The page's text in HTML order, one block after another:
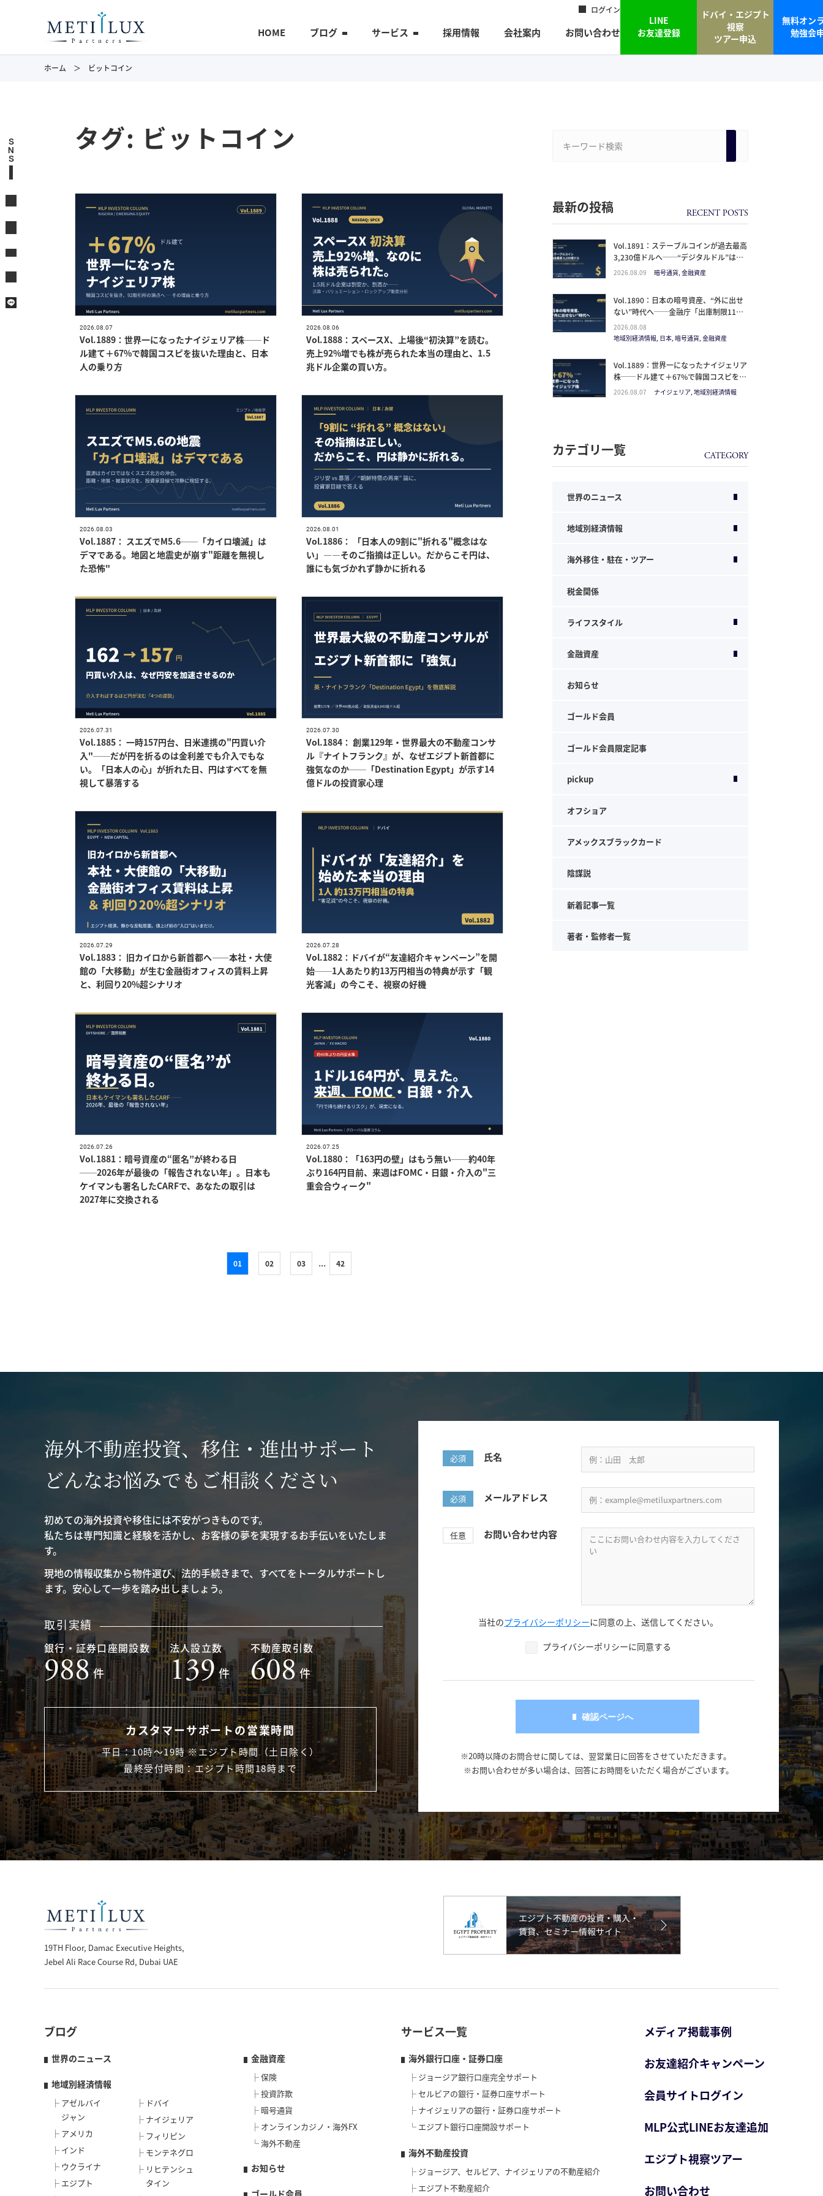
ログイン
HOME ブログ サービス 採用情報 会社案内 お問い合わせ
LINE
お友達登録
ドバイ・エジプト
視察
ツアー申込
無料オン
勉強会
ホーム ビットコイン
タグ: ビットコイン
2026.08.07
Vol.1889：世界一になったナイジェリア株──ド
ル建て＋67%で韓国コスピを抜いた理由と、日本
人の乗り方
2026.08.06
Vol.1888：スペースX、上場後“初決算”を読む。
売上92%増でも株が売られた本当の理由と、1.5
兆ドル企業の買い方。
2026.08.03
Vol.1887： スエズでM5.6──「カイロ壊滅」は
デマである。地図と地震史が崩す"距離を無視し
た恐怖"
2026.08.01
Vol.1886： 「日本人の9割に"折れる"概念はな
い」——そのご指摘は正しい。だからこそ円は、
誰にも気づかれず静かに折れる
2026.07.31
Vol.1885： 一時157円台、日米連携の"円買い介
入"──だが円を折るのは金利差でも介入でもな
い。「日本人の心」が折れた日、円はすべてを無
視して暴落する
2026.07.30
Vol.1884： 創業129年・世界最大の不動産コンサ
ル『ナイトフランク』が、なぜエジプト新首都に
強気なのか──「Destination Egypt」が示す14
億ドルの投資家心理
2026.07.29
Vol.1883： 旧カイロから新首都へ——本社・大使
館の「大移動」が生む金融街オフィスの賃料上昇
と、利回り20%超シナリオ
2026.07.28
Vol.1882：ドバイが“友達紹介キャンペーン”を開
始──1人あたり約13万円相当の特典が示す「観
光客減」の今こそ、視察の好機
2026.07.26
Vol.1881：暗号資産の“匿名”が終わる日
──2026年が最後の「報告されない年」。日本も
ケイマンも署名したCARFで、あなたの取引は
2027年に交換される
2026.07.25
Vol.1880：「163円の壁」はもう無い──約40年
ぶり164円目前、来週はFOMC・日銀・介入の"三
重会合ウィーク"
01 02 03 ... 42
最新の投稿
Vol.1891：ステーブルコインが過去最高
3,230億ドルへ──“デジタルドル”は投
機から金融インフラになった。日本人が
2026.08.09 暗号通貨, 金融資産
Vol.1890：日本の暗号資産、“外に出せ
ない”時代へ──金融庁「出庫制限11項
目」要請が変える、資産防衛のタイムラ
イン
2026.08.08
地域別経済情報, 日本, 暗号通貨, 金融資産
Vol.1889：世界一になったナイジェリア
株──ドル建て＋67%で韓国コスピを抜
いた理由と、日本人の乗り方
2026.08.07 ナイジェリア, 地域別経済情報
カテゴリ一覧
世界のニュース
地域別経済情報
海外移住・駐在・ツアー
税金関係
ライフスタイル
金融資産
お知らせ
ゴールド会員
ゴールド会員限定記事
pickup
オフショア
アメックスブラックカード
陰謀説
新着記事一覧
著者・監修者一覧
海外不動産投資、移住・進出サポート
どんなお悩みでもご相談ください
初めての海外投資や移住には不安がつきものです。
私たちは専門知識と経験を活かし、お客様の夢を実現するお手伝いをいたしま
す。
現地の情報収集から物件選び、法的手続きまで、すべてをトータルサポートし
ます。安心して一歩を踏み出しましょう。
取引実績
銀行・証券口座開設数
988件
法人設立数
139 件
不動産取引数
608件
カスタマーサポートの営業時間
平日：10時〜19時 ※エジプト時間（土日除く）
最終受付時間：エジプト時間18時まで
必須 氏名
必須 メールアドレス
任意 お問い合わせ内容
当社のプライバシーポリシーに同意の上、送信してください。
プライバシーポリシーに同意する
※20時以降のお問合せに関しては、翌営業日に回答をさせていただきます。
※お問い合わせが多い場合は、回答にお時間をいただく場合がございます。
19TH Floor, Damac Executive Heights,
Jebel Ali Race Course Rd, Dubai UAE
ブログ
世界のニュース
地域別経済情報
アゼルバイ
ジャン
アメリカ
インド
ウクライナ
エジプト
ドバイ
ナイジェリア
フィリピン
モンテネグロ
リヒテンシュ
タイン
金融資産
保険
投資詐欺
暗号通貨
オンラインカジノ・海外FX
海外不動産
お知らせ
サービス一覧
海外銀行口座・証券口座
ジョージア銀行口座完全サポート
セルビアの銀行・証券口座サポート
ナイジェリアの銀行・証券口座サポート
エジプト銀行口座開設サポート
海外不動産投資
ジョージア、セルビア、ナイジェリアの不動産紹介
エジプト不動産紹介
メディア掲載事例
お友達紹介キャンペーン
会員サイトログイン
MLP公式LINEお友達追加
エジプト視察ツアー
お問い合わせ
S
N
S